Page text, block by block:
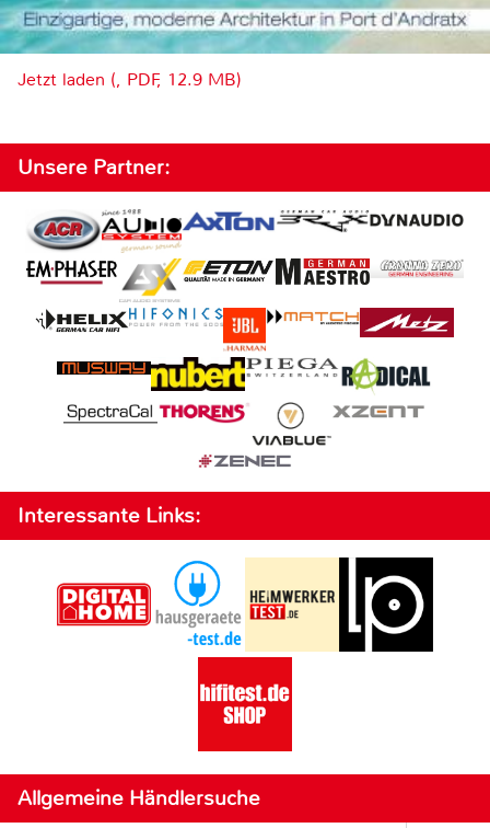
Jetzt laden (, PDF, 12.9 MB)
Unsere Partner:
Interessante Links:
Allgemeine Händlersuche